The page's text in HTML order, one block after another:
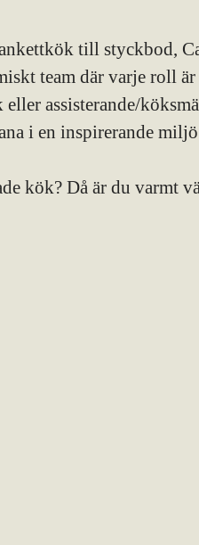
till styckbod,
team där varje roll
assisterande/
i en inspirerande
kök? Då är du varmt